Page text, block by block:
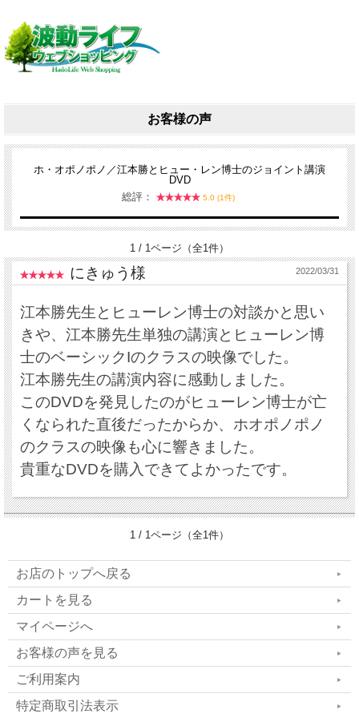
お客様の声
ホ・オポノポノ／江本勝とヒュー・レン博士のジョイント講演
DVD
総評：
5.0 (1件)
1 / 1ページ（全1件）
にきゅう様 2022/03/31
江本勝先生とヒューレン博士の対談かと思い
きや、江本勝先生単独の講演とヒューレン博
士のベーシックIのクラスの映像でした。
江本勝先生の講演内容に感動しました。
このDVDを発見したのがヒューレン博士が亡
くなられた直後だったからか、ホオポノポノ
のクラスの映像も心に響きました。
貴重なDVDを購入できてよかったです。
1 / 1ページ（全1件）
お店のトップへ戻る
カートを見る
マイページへ
お客様の声を見る
ご利用案内
特定商取引法表示